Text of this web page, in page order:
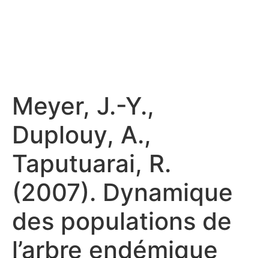
Meyer, J.-Y.,
Duplouy, A.,
Taputuarai, R.
(2007). Dynamique
des populations de
l’arbre endémique